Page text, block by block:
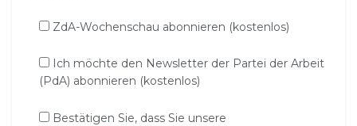
ZdA-Wochenschau abonnieren (kostenlos)
Ich möchte den Newsletter der Partei der Arbeit
(PdA) abonnieren (kostenlos)
Bestätigen Sie, dass Sie unsere